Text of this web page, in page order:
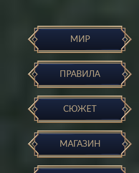
МИР
ПРАВИЛА
СЮЖЕТ
МАГАЗИН